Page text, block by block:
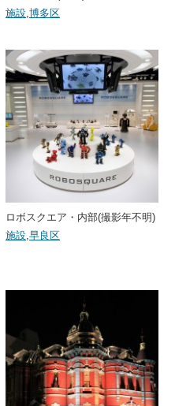
施設,博多区
ロボスクエア・内部(撮影年不明)
施設,早良区